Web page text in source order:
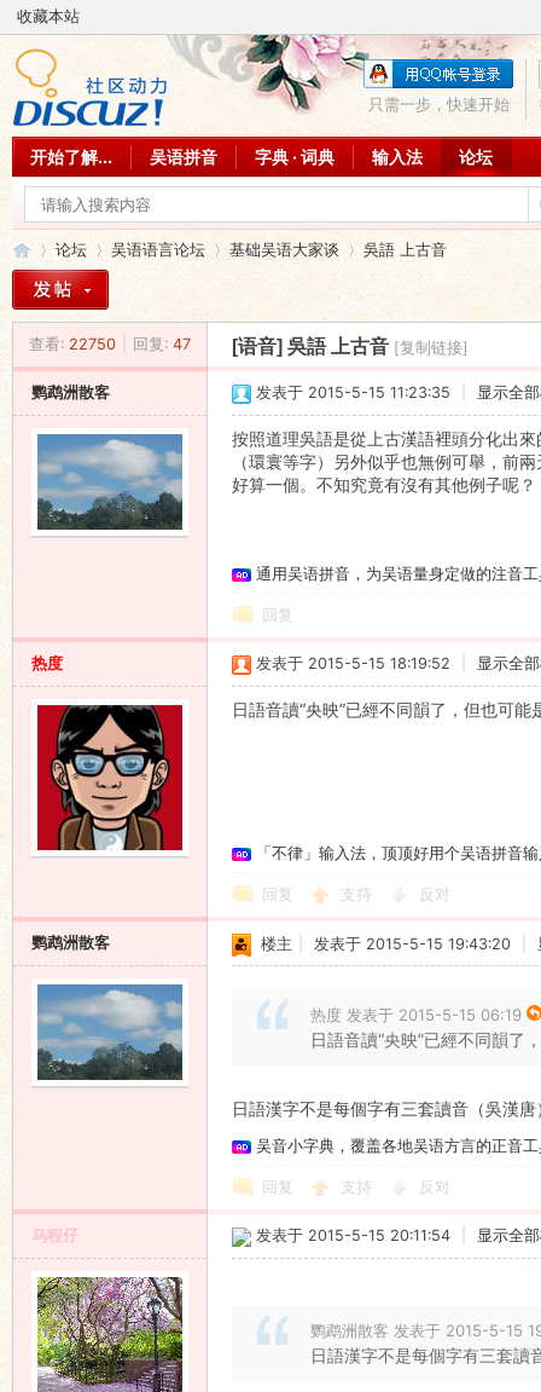
收藏本站
只需一步，快速开始
开始了解... 吴语拼音 字典 · 词典 输入法 论坛
»
论坛
›
吴语语言论坛 基础吴语大家谈
›
吳語 上古音
查看: 22750 回复: 47 [语音] 吳語 上古音 [复制链接]
鹦鹉洲散客 发表于 2015-5-15 11:23:35 显示全
按照道理吳語是從上古漢語裡頭分化出
（環寰等字）另外似乎也無例可舉，前
好算一個。不知究竟有沒有其他例子呢？
通用吴语拼音，为吴语量身定做的注音
回复
热度 发表于 2015-5-15 18:19:52 显示全
日語音讀“央映”已經不同韻了，但也可能
「不律」输入法，顶顶好用个吴语拼音
回复 支持 反对
鹦鹉洲散客 楼主 发表于 2015-5-15 19:43:20
热度 发表于 2015-5-15 06:19
日語音讀“央映”已經不同韻了
日語漢字不是每個字有三套讀音（吳漢
吴音小字典，覆盖各地吴语方言的正音
回复 支持 反对
乌程仔 发表于 2015-5-15 20:11:54 显示全
鹦鹉洲散客 发表于 2015-5-15
日語漢字不是每個字有三套讀